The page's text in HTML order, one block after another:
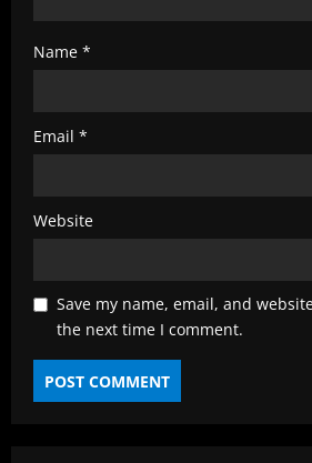
Name *
Email *
Website
Save my name, email, and
the next time I comment.